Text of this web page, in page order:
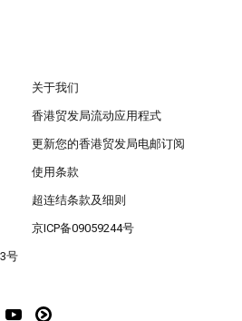
关于我们
香港贸发局流动应用程式
更新您的香港贸发局电邮订阅
使用条款
超连结条款及细则
京ICP备09059244号
号